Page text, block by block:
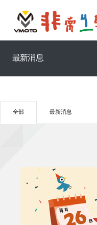
最新消息
全部 最新消息